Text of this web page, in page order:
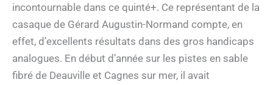
incontournable dans ce quinté+. Ce représentant de la
casaque de Gérard Augustin-Normand compte, en
effet, d’excellents résultats dans des gros handicaps
analogues. En début d’année sur les pistes en sable
fibré de Deauville et Cagnes sur mer, il avait